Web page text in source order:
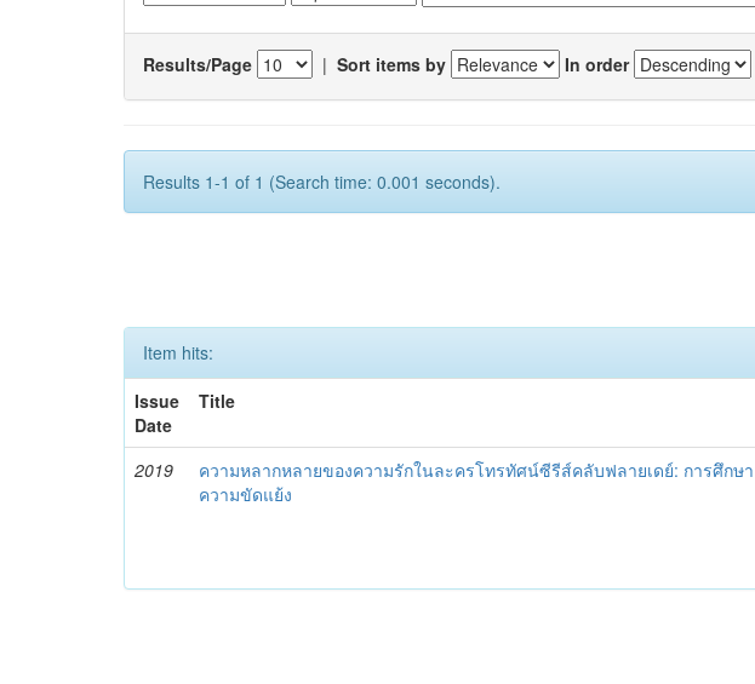
Results/Page | Sort items by In order
Results 1-1 of 1 (Search time: 0.001 seconds).
Item hits:
Issue
Date
Title
2019
ความหลากหลายของความรักในละครโทรทัศน์ซีรีส์คลับฟลายเดย์: การศึกษา
ความขัดแย้ง